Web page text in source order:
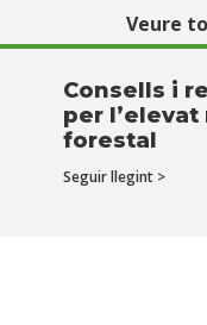
Veure
Consells i
per l’elevat
forestal
Seguir llegint >